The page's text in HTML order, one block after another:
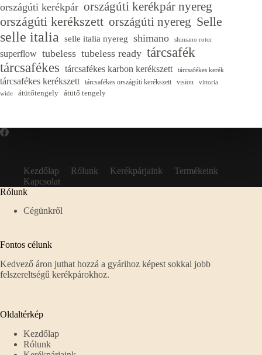
országúti kerékpár országúti kerékpár nyereg
országúti kerékszett országúti nyereg Selle
selle italia selle italia nyereg shimano shimano rotor
superflow tubeless tubeless ready tárcsafék
tárcsafékes tárcsafékes karbon kerékszett tárcsafékes kerék
tárcsafékes kerékszett tárcsafékes országúti kerékszett vision
vittoria
wide
átütőtengely átütő tengely
Kezdőlap Rólunk Kerékpárjaink
Termékeink
Kapcsolat
Rólunk
Cégünkről
Fontos célunk
Kedvező áron juthat hozzá a gyárihoz képest sokkal jobb
felszereltségű kerékpárokhoz.
Oldaltérkép
Kezdőlap
Rólunk